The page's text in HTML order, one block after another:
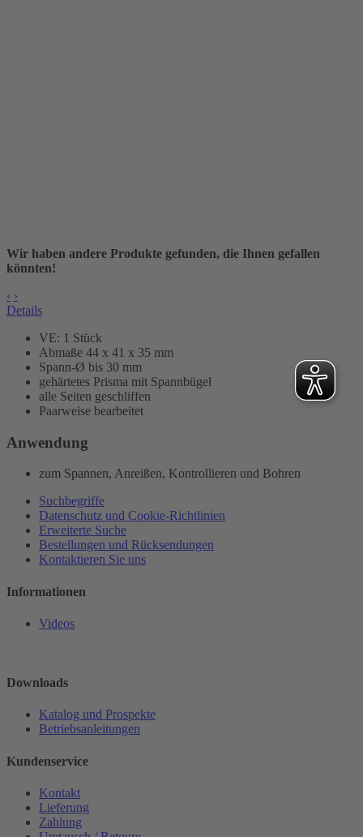
Wir haben andere Produkte gefunden, die Ihnen gefallen
könnten!
‹ ›
Details
VE: 1 Stück
Abmaße 44 x 41 x 35 mm
Spann-Ø bis 30 mm
gehärtetes Prisma mit Spannbügel
alle Seiten geschliffen
Paarweise bearbeitet
Anwendung
zum Spannen, Anreißen, Kontrollieren und Bohren
Suchbegriffe
Datenschutz und Cookie-Richtlinien
Erweiterte Suche
Bestellungen und Rücksendungen
Kontaktieren Sie uns
Informationen
Videos
Downloads
Katalog und Prospekte
Betriebsanleitungen
Kundenservice
Kontakt
Lieferung
Zahlung